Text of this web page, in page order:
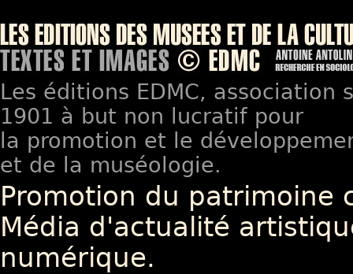
Les éditions EDMC, association
1901 à but non lucratif pour
la promotion et le
et de la muséologie.
Promotion du patrimoine
Média d'actualité
numérique.